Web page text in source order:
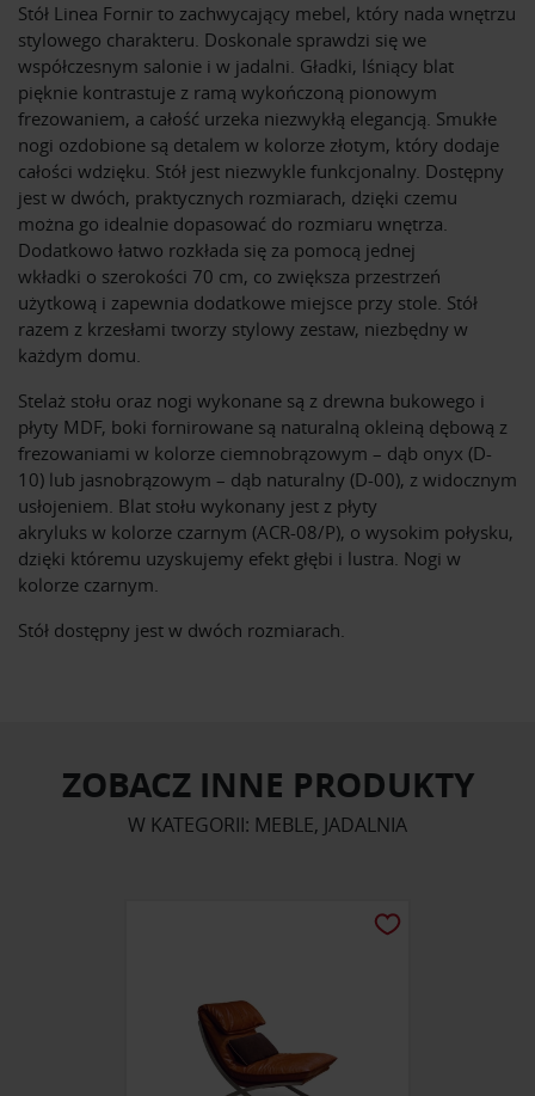
Stół Linea Fornir to zachwycający mebel, który nada wnętrzu
stylowego charakteru. Doskonale sprawdzi się we
współczesnym salonie i w jadalni. Gładki, lśniący blat
pięknie kontrastuje z ramą wykończoną pionowym
frezowaniem, a całość urzeka niezwykłą elegancją. Smukłe
nogi ozdobione są detalem w kolorze złotym, który dodaje
całości wdzięku. Stół jest niezwykle funkcjonalny. Dostępny
jest w dwóch, praktycznych rozmiarach, dzięki czemu
można go idealnie dopasować do rozmiaru wnętrza.
Dodatkowo łatwo rozkłada się za pomocą jednej
wkładki o szerokości 70 cm, co zwiększa przestrzeń
użytkową i zapewnia dodatkowe miejsce przy stole. Stół
razem z krzesłami tworzy stylowy zestaw, niezbędny w
każdym domu.
Stelaż stołu oraz nogi wykonane są z drewna bukowego i
płyty MDF, boki fornirowane są naturalną okleiną dębową z
frezowaniami w kolorze ciemnobrązowym – dąb onyx (D-
10) lub jasnobrązowym – dąb naturalny (D-00), z widocznym
usłojeniem. Blat stołu wykonany jest z płyty
akryluks w kolorze czarnym (ACR-08/P), o wysokim połysku,
dzięki któremu uzyskujemy efekt głębi i lustra. Nogi w
kolorze czarnym.
Stół dostępny jest w dwóch rozmiarach.
ZOBACZ INNE PRODUKTY
W KATEGORII: MEBLE, JADALNIA